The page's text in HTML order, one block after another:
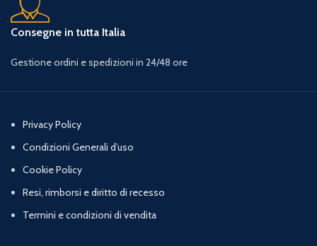
Consegne in tutta Italia
Gestione ordini e spedizioni in 24/48 ore
Privacy Policy
Condizioni Generali d’uso
Cookie Policy
Resi, rimborsi e diritto di recesso
Termini e condizioni di vendita